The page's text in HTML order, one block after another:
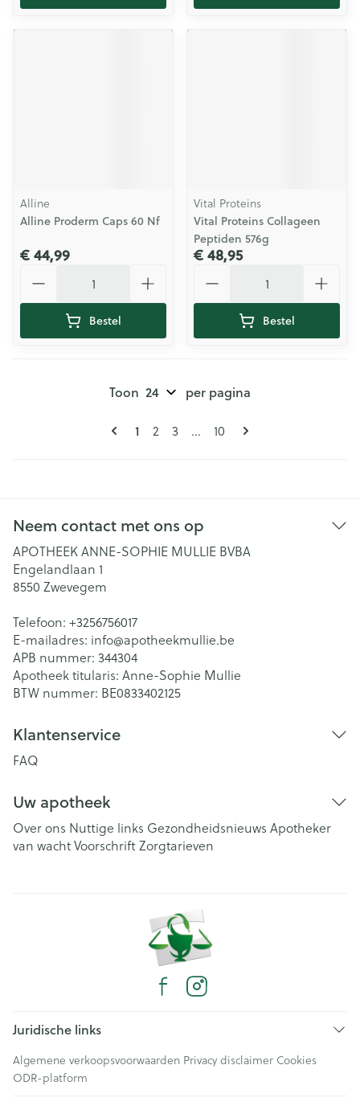
Alline
Alline Proderm Caps 60 Nf
€ 44,99
Bestel
Vital Proteins
Vital Proteins Collageen
Peptiden 576g
€ 48,95
Bestel
Pagina's
U lees momenteel pagina
1 Pagina
2 Pagina
3 ... Pagina
10
Toon per pagina
Neem contact met ons op
APOTHEEK ANNE-SOPHIE MULLIE BVBA
Engelandlaan 1
8550 Zwevegem
Telefoon: +3256756017
E-mailadres: info@apotheekmullie.be
APB nummer: 344304
Apotheek titularis: Anne-Sophie Mullie
BTW nummer: BE0833402125
Klantenservice
FAQ
Uw apotheek
Over ons Nuttige links Gezondheidsnieuws Apotheker
van wachtVoorschriftZorgtarieven
Juridische links
Algemene verkoopsvoorwaarden Privacy disclaimer Cookies
ODR-platform